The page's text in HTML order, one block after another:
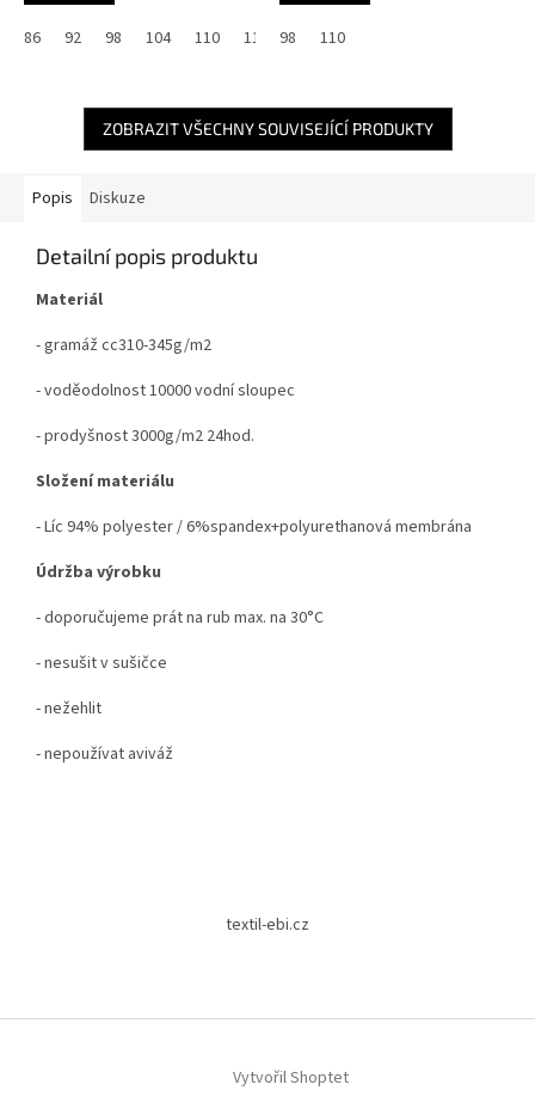
86 92 98 104 110 116 122 128
98 110
ZOBRAZIT VŠECHNY SOUVISEJÍCÍ PRODUKTY
Popis Diskuze
Detailní popis produktu
Materiál
- gramáž cc310-345g/m2
- voděodolnost 10000 vodní sloupec
- prodyšnost 3000g/m2 24hod.
Složení materiálu
- Líc 94% polyester / 6%spandex+polyurethanová membrána
Údržba výrobku
- doporučujeme prát na rub max. na 30°C
- nesušit v sušičce
- nežehlit
- nepoužívat aviváž
í
textil-ebi.cz
Vytvořil Shoptet